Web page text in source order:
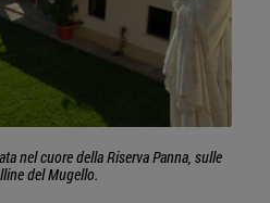
nel cuore della Riserva Panna, sulle
del Mugello.